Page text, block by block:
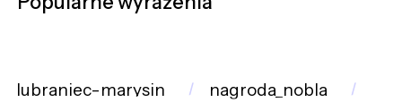
lubraniec-marysin
nagroda_nobla